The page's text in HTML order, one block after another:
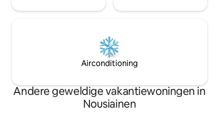
Airconditioning
Andere geweldige vakantiewoningen in
Nousiainen